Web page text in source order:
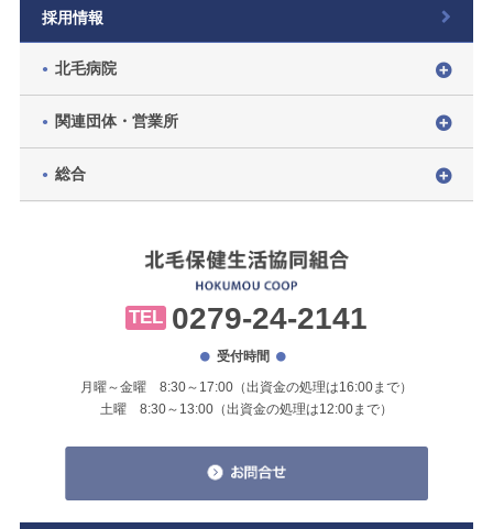
採用情報
北毛病院
関連団体・営業所
総合
TEL 0279-24-2141
受付時間
月曜～金曜 8:30～17:00（出資金の処理は16:00まで）
土曜 8:30～13:00（出資金の処理は12:00まで）